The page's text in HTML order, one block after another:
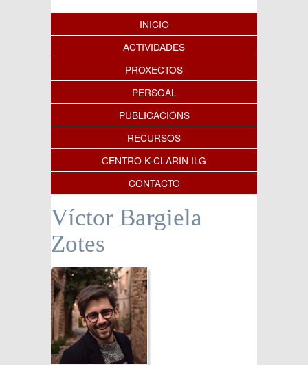
Índice de contidos
INICIO
ACTIVIDADES
PROXECTOS
PERSOAL
PUBLICACIÓNS
RECURSOS
CENTRO K-CLARIN ILG
CONTACTO
Víctor Bargiela
Zotes